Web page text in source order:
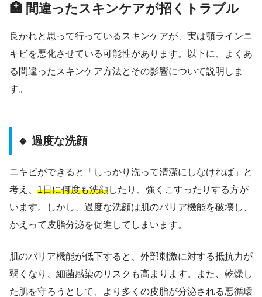
🏥 間違ったスキンケアが招くトラブル
良かれと思って行っているスキンケアが、実は顎ラインニ
キビを悪化させている可能性があります。以下に、よくあ
る間違ったスキンケア方法とその影響について説明しま
す。
🔹 過度な洗顔
ニキビができると「しっかり洗って清潔にしなければ」と
考え、 1日に何度も洗顔したり、強くこすったりする方が
います。しかし、過度な洗顔は肌のバリア機能を破壊し、
かえって皮脂分泌を促進してしまいます。
肌のバリア機能が低下すると、外部刺激に対する抵抗力が
弱くなり、細菌感染のリスクも高まります。また、乾燥し
た肌を守ろうとして、より多くの皮脂が分泌される悪循環